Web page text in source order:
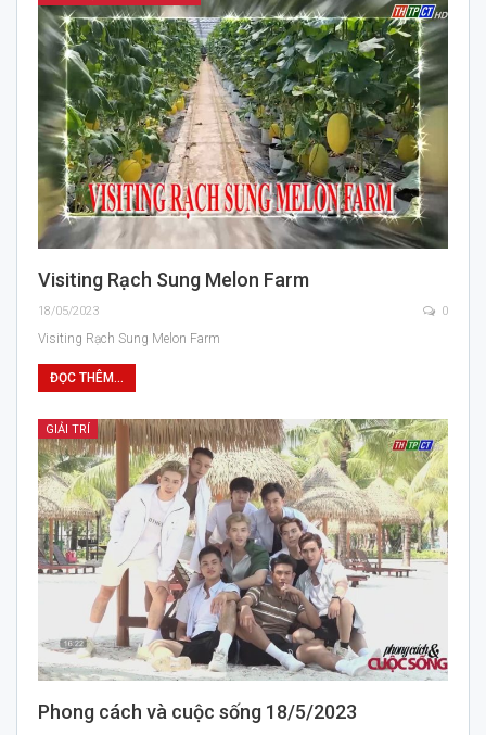
Visiting Rạch Sung Melon Farm
18/05/2023 0
Visiting Rạch Sung Melon Farm
ĐỌC THÊM...
GIẢI TRÍ
Phong cách và cuộc sống 18/5/2023